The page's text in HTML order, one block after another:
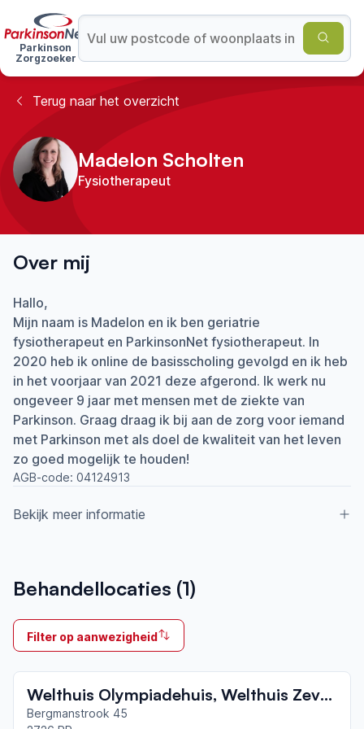
Parkinson
Zorgzoeker
Terug naar het overzicht
Madelon Scholten
Fysiotherapeut
Over mij
Hallo,
Mijn naam is Madelon en ik ben geriatrie
fysiotherapeut en ParkinsonNet fysiotherapeut. In
2020 heb ik online de basisscholing gevolgd en ik heb
in het voorjaar van 2021 deze afgerond. Ik werk nu
ongeveer 9 jaar met mensen met de ziekte van
Parkinson. Graag draag ik bij aan de zorg voor iemand
met Parkinson met als doel de kwaliteit van het leven
zo goed mogelijk te houden!
AGB-code: 04124913
Bekijk meer informatie
2021
Ik behandel
Op locatie
netwerk
Zoetermeer
Behandellocaties (1)
Filter op aanwezigheid
Welthuis Olympiadehuis, Welthuis Zevenster, Welthuis Liezeborg
Bergmanstrook 45